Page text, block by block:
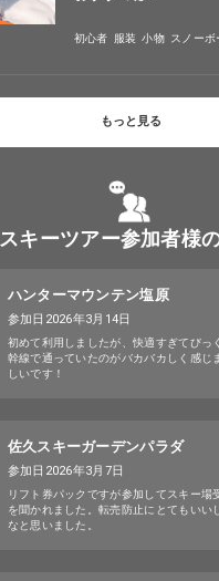
初心者 服装 小物 スノーボ
もっと見る
スキーツアー参加者様
ハンターマウンテン塩原
参加日2026年3月14日
初めて利用しましたが、快適すぎてびっ
幹線で通っていたのがバカバカしく感じ
しいです！
佐久スキーガーデンパラダ
参加日2026年3月7日
リフト券パックですが参加してスキー場
を聞かれました。転売防止にとてもいい
なと思いました。